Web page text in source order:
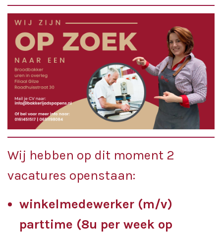
Wij hebben op dit moment 2
vacatures openstaan:
winkelmedewerker (m/v)
parttime (8u per week op